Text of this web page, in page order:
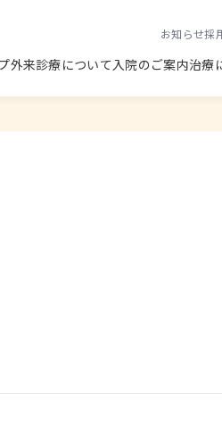
外来診療について入院のご案内治療
お知らせ採